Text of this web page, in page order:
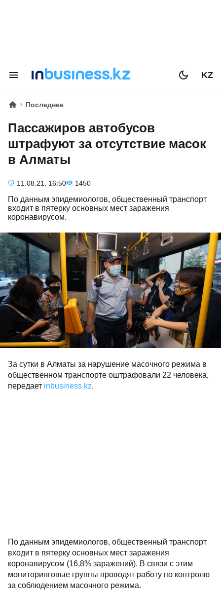
KZ
Последнее
Пассажиров автобусов
штрафуют за отсутствие масок
в Алматы
11.08.21, 16:50 1450
По данным эпидемиологов, общественный транспорт
входит в пятерку основных мест заражения
коронавирусом.
За сутки в Алматы за нарушение масочного режима в
общественном транспорте оштрафовали 22 человека,
передает inbusiness.kz.
По данным эпидемиологов, общественный транспорт
входит в пятерку основных мест заражения
коронавирусом (16,8% заражений). В связи с этим
мониторинговые группы проводят работу по контролю
за соблюдением масочного режима.